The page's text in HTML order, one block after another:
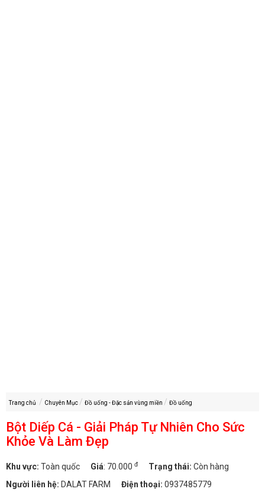
Trang chủ Chuyên Mục Đồ uống - Đặc sản vùng miền Đồ uống
Bột Diếp Cá - Giải Pháp Tự Nhiên Cho Sức
Khỏe Và Làm Đẹp
Khu vực: Toàn quốc Giá: 70.000 đ Trạng thái: Còn hàng
Người liên hệ: DALAT FARM Điện thoại: 0937485779